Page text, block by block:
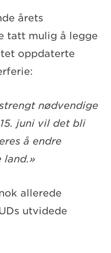
årets
tatt mulig å legge
oppdaterte
nødvendige
juni vil det bli
å endre
land.»
allerede
utvidede